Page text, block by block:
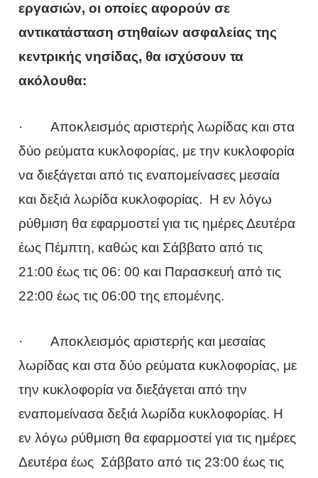
εργασιών, οι οποίες αφορούν σε
αντικατάσταση στηθαίων ασφαλείας της
κεντρικής νησίδας, θα ισχύσουν τα
ακόλουθα:
· Αποκλεισμός αριστερής λωρίδας και στα
δύο ρεύματα κυκλοφορίας, με την κυκλοφορία
να διεξάγεται από τις εναπομείνασες μεσαία
και δεξιά λωρίδα κυκλοφορίας. Η εν λόγω
ρύθμιση θα εφαρμοστεί για τις ημέρες Δευτέρα
έως Πέμπτη, καθώς και Σάββατο από τις
21:00 έως τις 06: 00 και Παρασκευή από τις
22:00 έως τις 06:00 της επομένης.
· Αποκλεισμός αριστερής και μεσαίας
λωρίδας και στα δύο ρεύματα κυκλοφορίας, με
την κυκλοφορία να διεξάγεται από την
εναπομείνασα δεξιά λωρίδα κυκλοφορίας. Η
εν λόγω ρύθμιση θα εφαρμοστεί για τις ημέρες
Δευτέρα έως Σάββατο από τις 23:00 έως τις